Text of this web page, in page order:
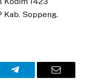
Kab. Soppeng.
Telegram Email